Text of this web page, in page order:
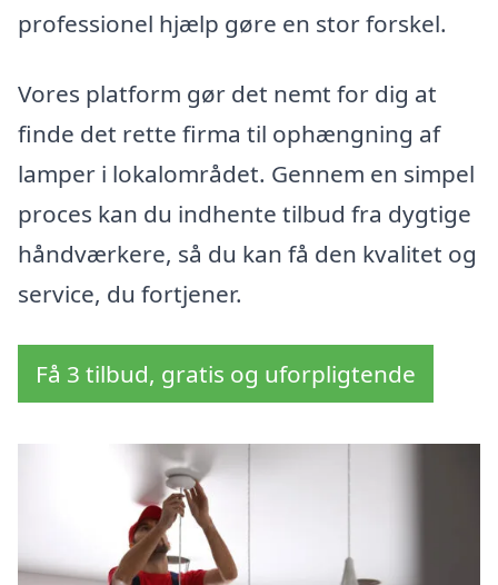
professionel hjælp gøre en stor forskel.
Vores platform gør det nemt for dig at
finde det rette firma til ophængning af
lamper i lokalområdet. Gennem en simpel
proces kan du indhente tilbud fra dygtige
håndværkere, så du kan få den kvalitet og
service, du fortjener.
Få 3 tilbud, gratis og uforpligtende